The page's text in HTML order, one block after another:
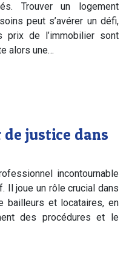
Trouver un logement
peut s’avérer un défi,
de l’immobilier sont
alors une…
de justice dans
incontournable
Il joue un rôle crucial dans
bailleurs et locataires, en
des procédures et le